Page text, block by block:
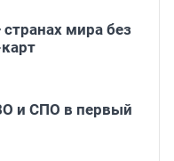
мира без
и СПО в первый